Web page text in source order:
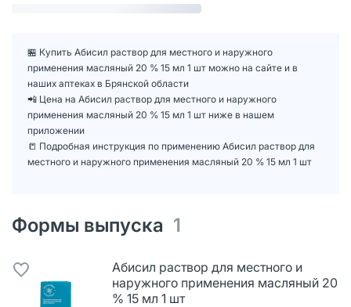
🏪 Купить Абисил раствор для местного и наружного
применения масляный 20 % 15 мл 1 шт можно на сайте и в
наших аптеках в Брянской области
📲 Цена на Абисил раствор для местного и наружного
применения масляный 20 % 15 мл 1 шт ниже в нашем
приложении
📒 Подробная инструкция по применению Абисил раствор для
местного и наружного применения масляный 20 % 15 мл 1 шт
Формы выпуска 1
Абисил раствор для местного и
наружного применения масляный 20
% 15 мл 1 шт